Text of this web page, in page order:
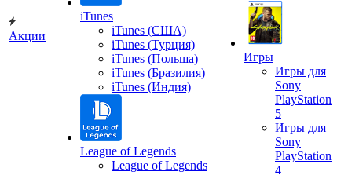
Акции
iTunes
iTunes (США)
iTunes (Турция)
iTunes (Польша)
iTunes (Бразилия)
iTunes (Индия)
League of Legends
League of Legends
Игры
Игры для
Sony
PlayStation
5
Игры для
Sony
PlayStation
4